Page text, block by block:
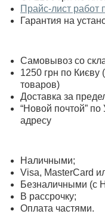
Прайс-лист работ
Гарантия на
Самовывоз со
1250 грн по Києву
товаров)
Доставка за
“Новой почтой”
адресу
Наличными;
Visa, MasterСard
Безналичными (с
В рассрочку;
Оплата частями.